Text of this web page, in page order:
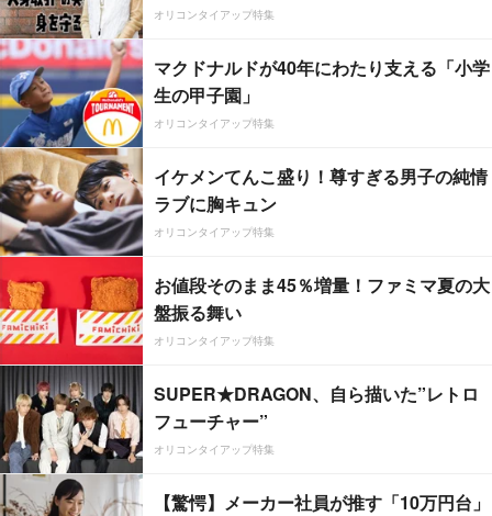
オリコンタイアップ特集
マクドナルドが40年にわたり支える「小学
生の甲子園」
オリコンタイアップ特集
イケメンてんこ盛り！尊すぎる男子の純情
ラブに胸キュン
オリコンタイアップ特集
お値段そのまま45％増量！ファミマ夏の大
盤振る舞い
オリコンタイアップ特集
SUPER★DRAGON、自ら描いた”レトロ
フューチャー”
オリコンタイアップ特集
【驚愕】メーカー社員が推す「10万円台」